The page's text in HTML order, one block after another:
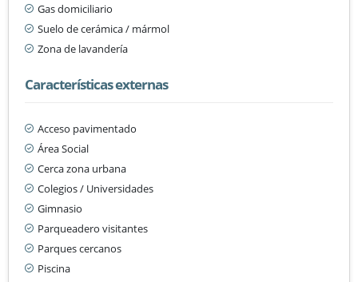
Gas domiciliario
Suelo de cerámica / mármol
Zona de lavandería
Características externas
Acceso pavimentado
Área Social
Cerca zona urbana
Colegios / Universidades
Gimnasio
Parqueadero visitantes
Parques cercanos
Piscina